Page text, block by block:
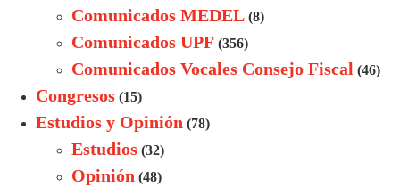
Comunicados MEDEL (8)
Comunicados UPF (356)
Comunicados Vocales Consejo Fiscal (46)
Congresos (15)
Estudios y Opinión (78)
Estudios (32)
Opinión (48)